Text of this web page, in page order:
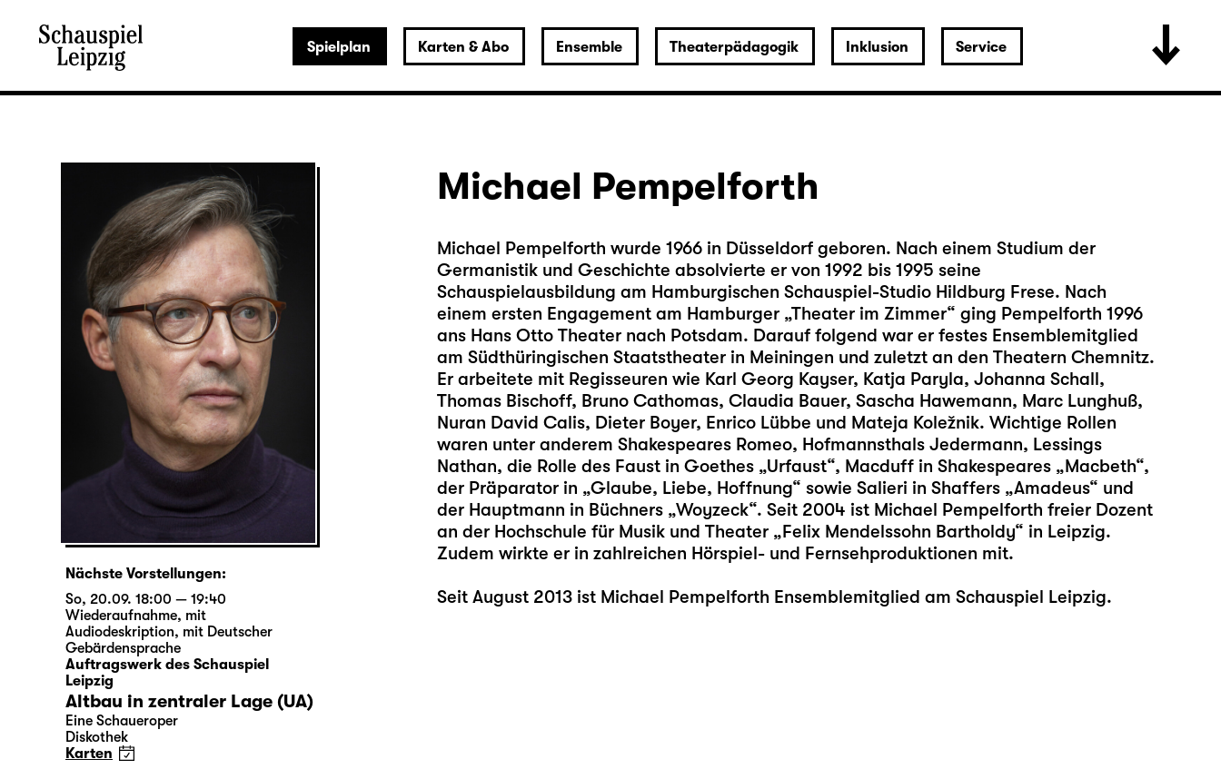
Spielplan Karten & Abo Ensemble Theaterpädagogik Inklusion Service
Michael Pempelforth
Michael Pempelforth wurde 1966 in Düsseldorf geboren. Nach einem Studium der
Germanistik und Geschichte absolvierte er von 1992 bis 1995 seine
Schauspielausbildung am Hamburgischen Schauspiel-Studio Hildburg Frese. Nach
einem ersten Engagement am Hamburger „Theater im Zimmer“ ging Pempelforth 1996
ans Hans Otto Theater nach Potsdam. Darauf folgend war er festes Ensemblemitglied
am Südthüringischen Staatstheater in Meiningen und zuletzt an den Theatern Chemnitz.
Er arbeitete mit Regisseuren wie Karl Georg Kayser, Katja Paryla, Johanna Schall,
Thomas Bischoff, Bruno Cathomas, Claudia Bauer, Sascha Hawemann, Marc Lunghuß,
Nuran David Calis, Dieter Boyer, Enrico Lübbe und Mateja Koležnik. Wichtige Rollen
waren unter anderem Shakespeares Romeo, Hofmannsthals Jedermann, Lessings
Nathan, die Rolle des Faust in Goethes „Urfaust“, Macduff in Shakespeares „Macbeth“,
der Präparator in „Glaube, Liebe, Hoffnung“ sowie Salieri in Shaffers „Amadeus“ und
der Hauptmann in Büchners „Woyzeck“. Seit 2004 ist Michael Pempelforth freier Dozent
an der Hochschule für Musik und Theater „Felix Mendelssohn Bartholdy“ in Leipzig.
Zudem wirkte er in zahlreichen Hörspiel- und Fernsehproduktionen mit.
Seit August 2013 ist Michael Pempelforth Ensemblemitglied am Schauspiel Leipzig.
Nächste Vorstellungen:
So, 20.09. 18:00 — 19:40
Wiederaufnahme, mit
Audiodeskription, mit Deutscher
Gebärdensprache
Auftragswerk des Schauspiel
Leipzig
Altbau in zentraler Lage (UA)
Eine Schaueroper
Diskothek
Karten